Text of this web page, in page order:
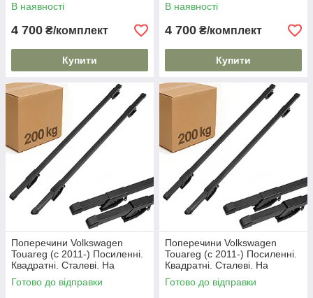
В наявності
4 700 ₴/комплект
Купити
В наявності
4 700 ₴/комплект
Купити
Поперечини Volkswagen
Touareg (c 2011-) Посиленні.
Квадратні. Сталеві. На
стандартні рейлінги.
Готово до відправки
Поперечини Volkswagen
Touareg (c 2011-) Посиленні.
Квадратні. Сталеві. На
стандартні рейлінги.
Готово до відправки